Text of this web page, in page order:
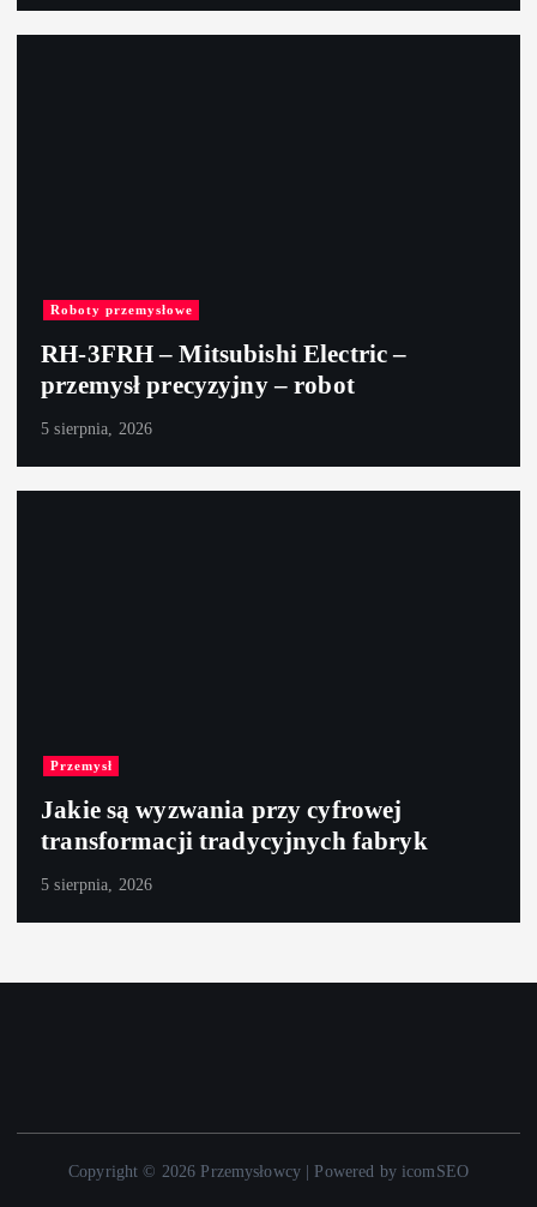
Roboty przemysłowe
RH-3FRH – Mitsubishi Electric –
przemysł precyzyjny – robot
5 sierpnia, 2026
Przemysł
Jakie są wyzwania przy cyfrowej
transformacji tradycyjnych fabryk
5 sierpnia, 2026
Copyright © 2026 Przemysłowcy | Powered by icomSEO